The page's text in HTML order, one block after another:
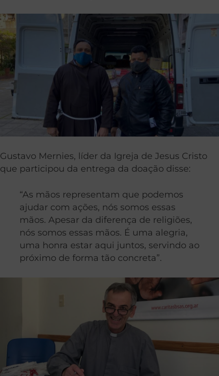
Gustavo Mernies, líder da Igreja de Jesus Cristo
que participou da entrega da doação disse:
“As mãos representam que podemos
ajudar com ações, nós somos essas
mãos. Apesar da diferença de religiões,
nós somos essas mãos. É uma alegria,
uma honra estar aqui juntos, servindo ao
próximo de forma tão concreta”.